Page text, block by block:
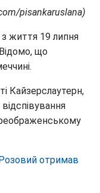
pisankaruslana)
життя 19 липня
що
Кайзерслаутерн,
отримав